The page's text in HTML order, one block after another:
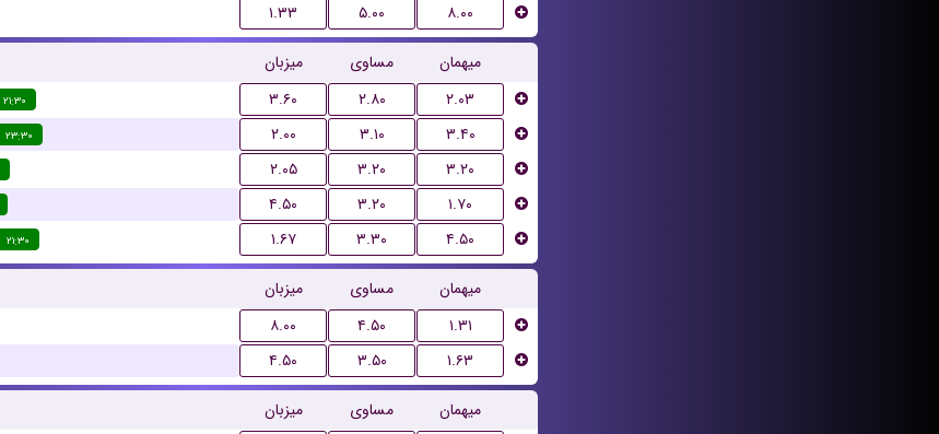
۱.۳۳ ۵.۰۰ ۸.۰۰
میزبان مساوی
میهمان
۲۱:۳۰ ۳.۶۰ ۲.۸۰
۲.۰۳
۲۳:۳۰ ۲.۰۰ ۳.۱۰
۳.۴۰
۲.۰۵ ۳.۲۰
۳.۲۰
۴.۵۰ ۳.۲۰
۱.۷۰
۲۱:۳۰ ۱.۶۷ ۳.۳۰ ۴.۵۰
میزبان مساوی
میهمان
۸.۰۰ ۴.۵۰
۱.۳۱
۴.۵۰ ۳.۵۰ ۱.۶۳
میزبان مساوی
میهمان